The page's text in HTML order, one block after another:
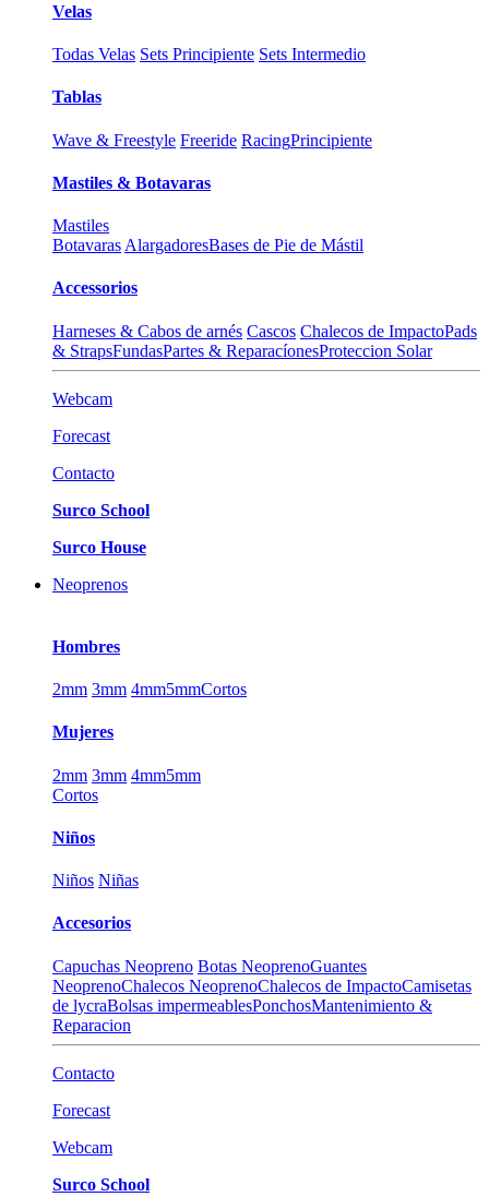
Velas
Todas Velas Sets Principiente Sets Intermedio
Tablas
Wave & Freestyle Freeride RacingPrincipiente
Mastiles & Botavaras
Mastiles
Botavaras AlargadoresBases de Pie de Mástil
Accessorios
Harneses & Cabos de arnés Cascos Chalecos de ImpactoPads
& StrapsFundasPartes & ReparacíonesProteccion Solar
Webcam
Forecast
Contacto
Surco School
Surco House
Neoprenos
Hombres
2mm 3mm 4mm5mmCortos
Mujeres
2mm 3mm 4mm5mm
Cortos
Niños
Niños Niñas
Accesorios
Capuchas Neopreno Botas NeoprenoGuantes
NeoprenoChalecos NeoprenoChalecos de ImpactoCamisetas
de lycraBolsas impermeablesPonchosMantenimiento &
Reparacion
Contacto
Forecast
Webcam
Surco School